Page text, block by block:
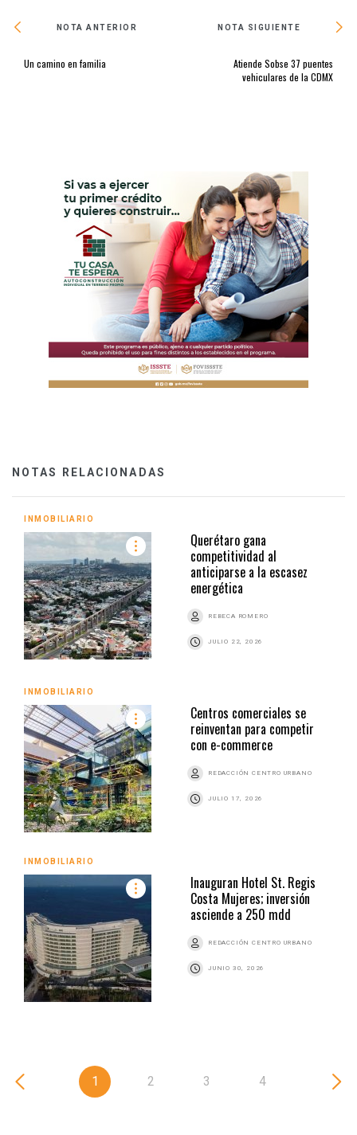
NOTA ANTERIOR
Un camino en familia
NOTA SIGUIENTE
Atiende Sobse 37 puentes
vehiculares de la CDMX
NOTAS RELACIONADAS
INMOBILIARIO
Querétaro gana
competitividad al
anticiparse a la escasez
energética
REBECA ROMERO
JULIO 22, 2026
INMOBILIARIO
Centros comerciales se
reinventan para competir
con e-commerce
REDACCIÓN CENTRO URBANO
JULIO 17, 2026
INMOBILIARIO
Inauguran Hotel St. Regis
Costa Mujeres; inversión
asciende a 250 mdd
REDACCIÓN CENTRO URBANO
JUNIO 30, 2026
1 2 3 4